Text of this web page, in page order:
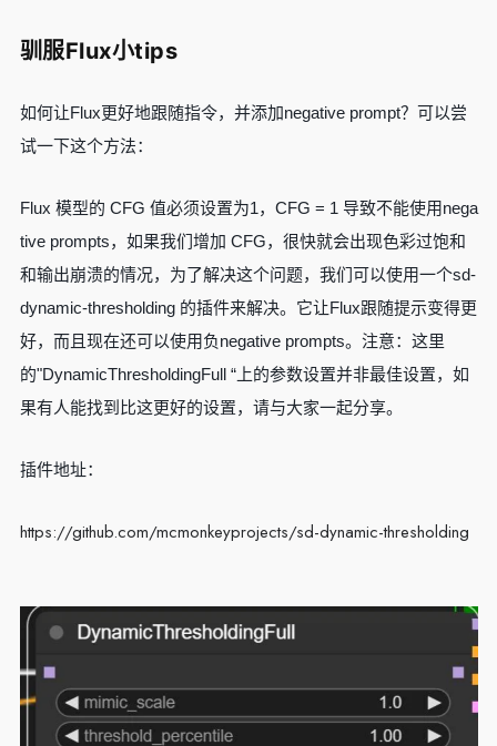
驯服Flux小tips
如何让Flux更好地跟随指令，并添加negative prompt？可以尝
试一下这个方法：
Flux 模型的 CFG 值必须设置为1，CFG = 1 导致不能使用nega
tive prompts，如果我们增加 CFG，很快就会出现色彩过饱和
和输出崩溃的情况，为了解决这个问题，我们可以使用一个sd-
dynamic-thresholding 的插件来解决。它让Flux跟随提示变得更
好，而且现在还可以使用负negative prompts。注意：这里
的"DynamicThresholdingFull “上的参数设置并非最佳设置，如
果有人能找到比这更好的设置，请与大家一起分享。
插件地址：
https://github.com/mcmonkeyprojects/sd-dynamic-thresholding